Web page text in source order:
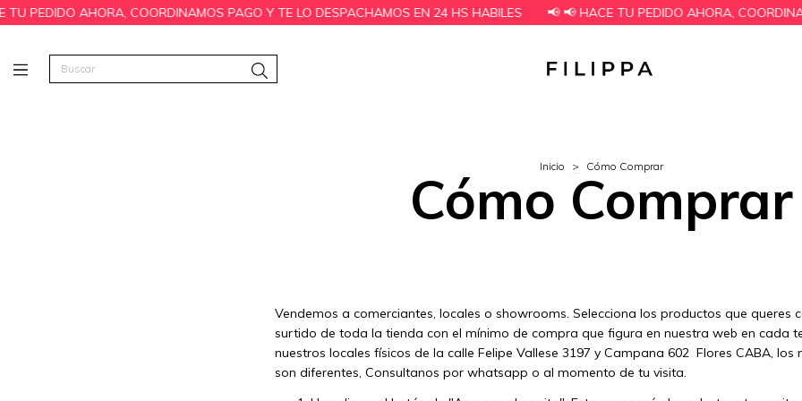
PEDIDO AHORA, COORDINAMOS PAGO Y TE LO DESPACHAMOS EN 24 HS HABILES 📢 📢 HACE TU PEDIDO AHORA,
Inicio > Cómo Comprar
Cómo Comprar
Vendemos a comerciantes, locales o showrooms. Selecciona los productos que queres
surtido de toda la tienda con el mínimo de compra que figura en nuestra web en cada
nuestros locales físicos de la calle Felipe Vallese 3197 y Campana 602 Flores CABA, los
son diferentes, Consultanos por whatsapp o al momento de tu visita.